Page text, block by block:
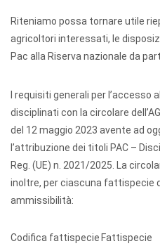
Riteniamo possa tornare utile
agricoltori interessati, le
Pac alla Riserva nazionale da
I requisiti generali per
disciplinati con la circolare
del 12 maggio 2023 avente ad
l’attribuzione dei titoli PAC –
Reg. (UE) n. 2021/2025. La
inoltre, per ciascuna fattispecie
ammissibilità:
Codifica fattispecie Fattispecie